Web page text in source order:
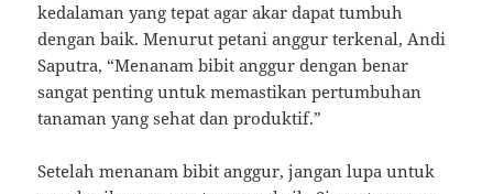
kedalaman yang tepat agar akar dapat tumbuh
dengan baik. Menurut petani anggur terkenal, Andi
Saputra, “Menanam bibit anggur dengan benar
sangat penting untuk memastikan pertumbuhan
tanaman yang sehat dan produktif.”
Setelah menanam bibit anggur, jangan lupa untuk